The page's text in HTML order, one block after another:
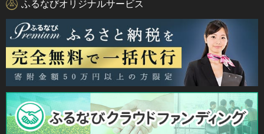
ふるなびオリジナルサービス